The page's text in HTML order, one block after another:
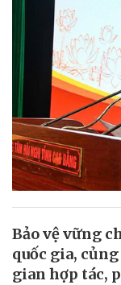
Bảo vệ vững
quốc gia,
gian hợp tác,